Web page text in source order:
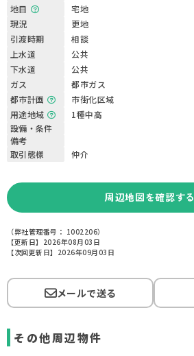
地目
宅地
現況
更地
引渡時期
相談
上水道
公共
下水道
公共
ガス
都市ガス
都市計画
市街化区域
用途地域
1種中高
設備・条件
備考
取引態様
仲介
周辺地図を確認する
（弊社管理番号： 1002206）
【更新日】2026年08月03日
【次回更新日】2026年09月03日
メールで送る
その他周辺物件